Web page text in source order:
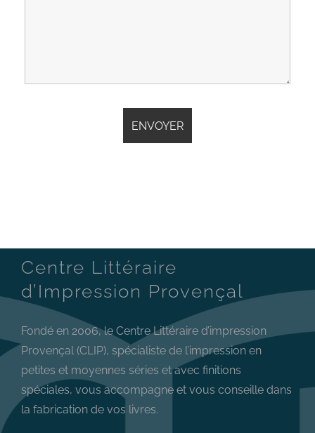
Centre Littéraire
d’Impression Provençal
Fondé en 2006, le Centre Littéraire d’impression
Provençal (CLIP), spécialiste de l’impression en
petites et moyennes séries et avec finitions
spéciales, vous accompagne et vous conseille dans
la fabrication de vos livres.